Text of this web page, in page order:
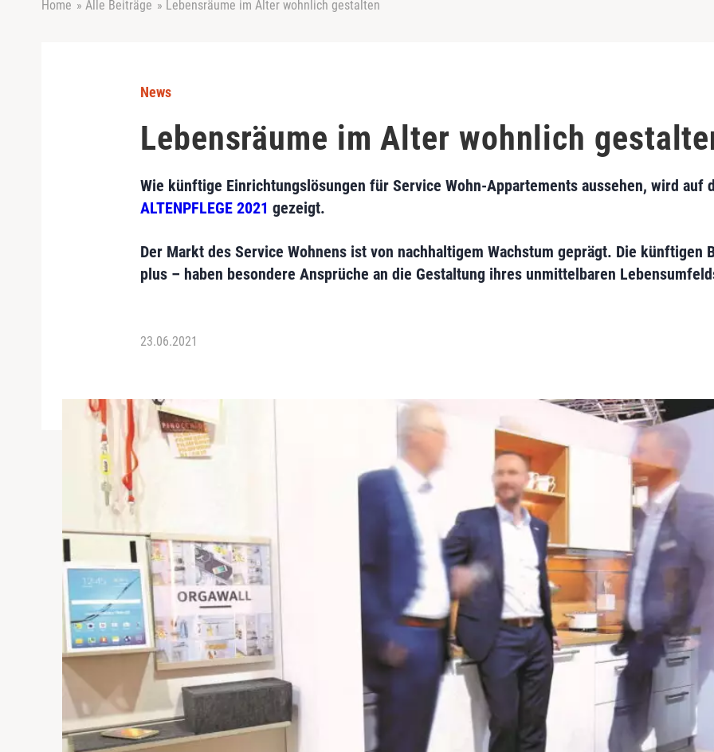
Home » Alle Beiträge » Lebensräume im Alter wohnlich gestalten
News
Lebensräume im Alter wohnlich
Wie künftige Einrichtungslösungen für Service Wohn-Appartements aussehen, wird auf
ALTENPFLEGE 2021 gezeigt.
Der Markt des Service Wohnens ist von nachhaltigem Wachstum geprägt. Die künftigen
plus – haben besondere Ansprüche an die Gestaltung ihres unmittelbaren
23.06.2021